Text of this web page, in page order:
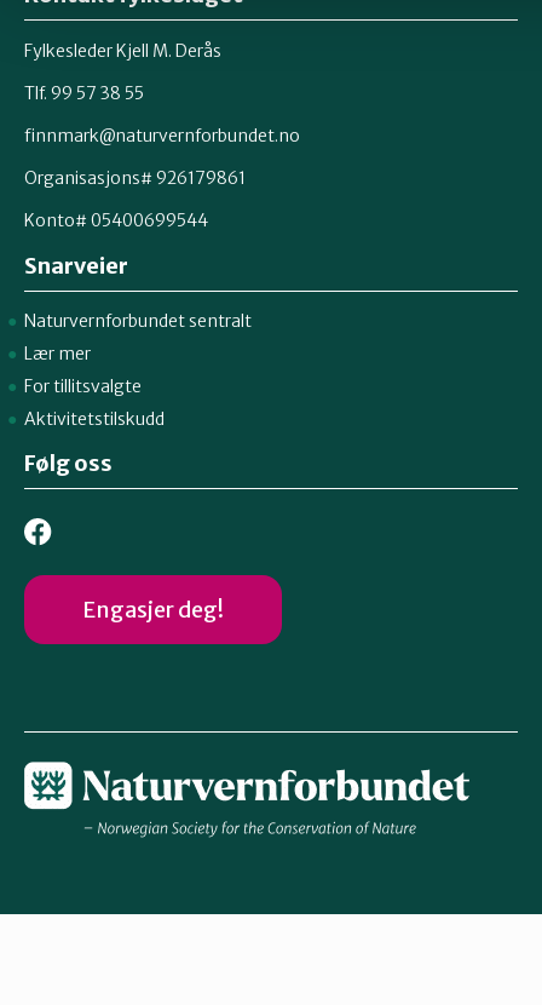
Fylkesleder Kjell M. Derås
Tlf. 99 57 38 55
finnmark@naturvernforbundet.no
Organisasjons# 926179861
Konto# 05400699544
Snarveier
Naturvernforbundet sentralt
Lær mer
For tillitsvalgte
Aktivitetstilskudd
Følg oss
Engasjer deg!